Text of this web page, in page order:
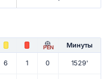
PEN Минуты
6 1 0 1529'